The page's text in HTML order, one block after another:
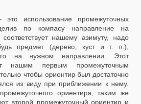
использование промежуточных
по компасу направление на
соответствует нашему азимуту, надо
предмет (дерево, куст и т. п.),
на нужном направлении. Этот
нашим первым промежуточным
чтобы ориентир был достаточно
из виду при приближении к нему.
ориентира, таким же
второй промежуточный ориентир и